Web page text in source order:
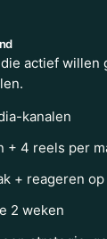
actief willen
kanalen
+ 4 reels per
+ reageren
2 weken